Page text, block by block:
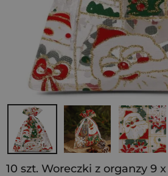
10 szt. Woreczki z organzy 9